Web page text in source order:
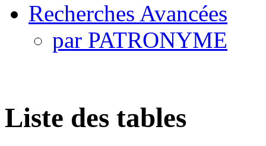
Recherches Avancées
par PATRONYME
Liste des tables